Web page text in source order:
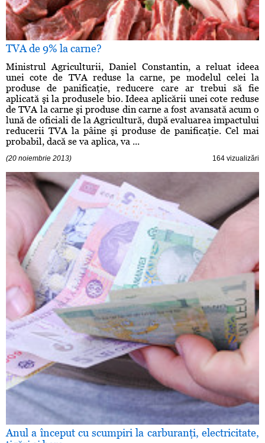
TVA de 9% la carne?
Ministrul Agriculturii, Daniel Constantin, a reluat ideea
unei cote de TVA reduse la carne, pe modelul celei la
produse de panificaţie, reducere care ar trebui să fie
aplicată şi la produsele bio. Ideea aplicării unei cote reduse
de TVA la carne şi produse din carne a fost avansată acum o
lună de oficiali de la Agricultură, după evaluarea impactului
reducerii TVA la pâine şi produse de panificaţie. Cel mai
probabil, dacă se va aplica, va ...
(20 noiembrie 2013) 164 vizualizări
Anul a început cu scumpiri la carburanţi, electricitate,